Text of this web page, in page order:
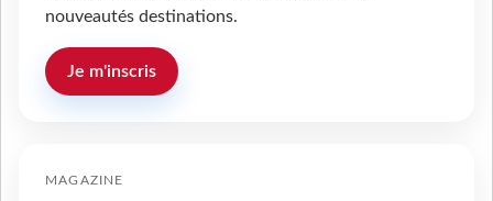
nouveautés destinations.
Je m'inscris
MAGAZINE